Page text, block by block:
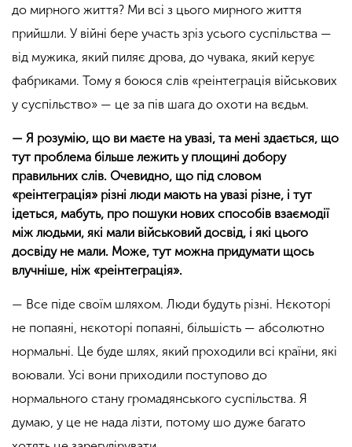
до мирного життя? Ми всі з цього мирного життя
прийшли. У війні бере участь зріз усього суспільства —
від мужика, який пиляє дрова, до чувака, який керує
фабриками. Тому я боюся слів «реінтеграція військових
у суспільство» — це за пів шага до охоти на вєдьм.
— Я розумію, що ви маєте на увазі, та мені здається, що
тут проблема більше лежить у площині добору
правильних слів. Очевидно, що під словом
«реінтеграція» різні люди мають на увазі різне, і тут
ідеться, мабуть, про пошуки нових способів взаємодії
між людьми, які мали військовий досвід, і які цього
досвіду не мали. Може, тут можна придумати щось
влучніше, ніж «реінтеграція».
— Все піде своїм шляхом. Люди будуть різні. Нєкоторі
не попаяні, нєкоторі попаяні, більшість — абсолютно
нормальні. Це буде шлях, який проходили всі країни, які
воювали. Усі вони приходили поступово до
нормального стану громадянського суспільства. Я
думаю, у це не нада лізти, потому шо дуже багато